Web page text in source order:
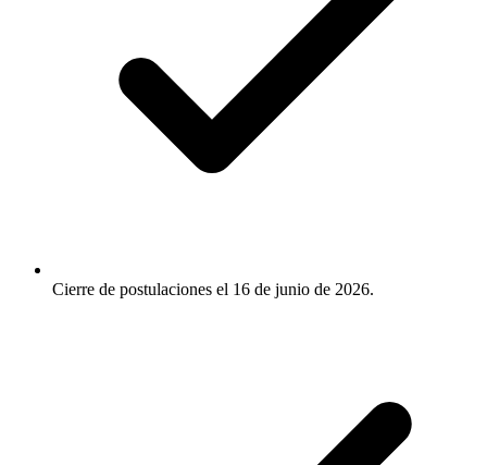
Cierre de postulaciones el 16 de junio de 2026.